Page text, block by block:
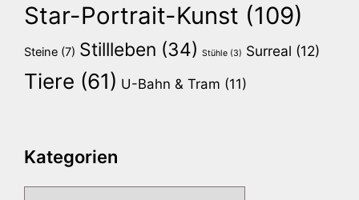
Star-Portrait-Kunst (109)
Steine (7) Stillleben (34) Stühle (3) Surreal (12)
Tiere (61) U-Bahn & Tram (11)
Kategorien